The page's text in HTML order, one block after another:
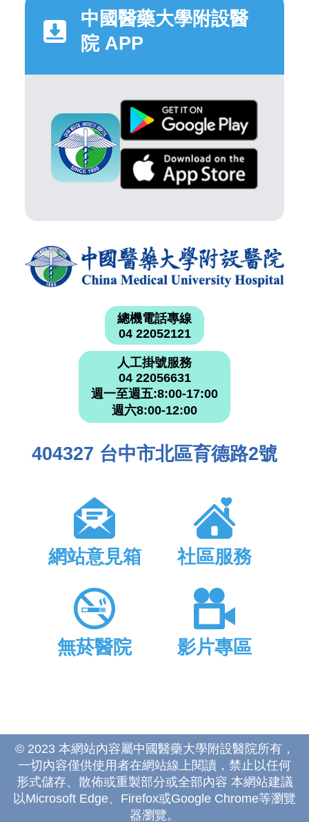
中國醫藥大學附設醫
院 APP
總機電話專線
04 22052121
人工掛號服務
04 22056631
週一至週五:8:00-17:00
週六8:00-12:00
404327 台中市北區育德路2號
網站意見箱 社區服務
無菸醫院 影片專區
© 2023 本網站內容屬中國醫藥大學附設醫院所有，
一切內容僅供使用者在網站線上閱讀，禁止以任何
形式儲存、散佈或重製部分或全部內容 本網站建議
以Microsoft Edge、Firefox或Google Chrome等瀏覽
器瀏覽。